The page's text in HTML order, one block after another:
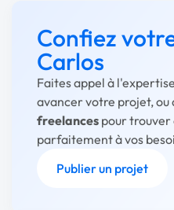
Confiez
Carlos
Faites appel à
avancer votre projet, ou
freelances pour trouver
parfaitement à vos
Publier un projet